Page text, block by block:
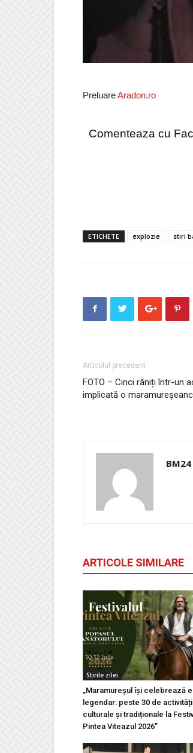
PreluareAradon.ro
Comenteaza cu
ETICHETE explozie stiri
Articolul precedent
FOTO – Cinci răniți într-un
implicată o
BM24
ARTICOLE SIMILARE
Stirile zilei
„Maramureșul își celebrează
legendar: peste 30 de activități
culturale și tradiționale la
Pintea Viteazul 2026”